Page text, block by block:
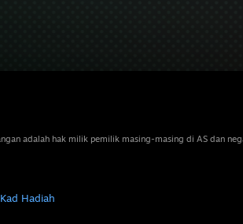
adalah hak milik pemilik masing-masing di AS dan
Kad Hadiah